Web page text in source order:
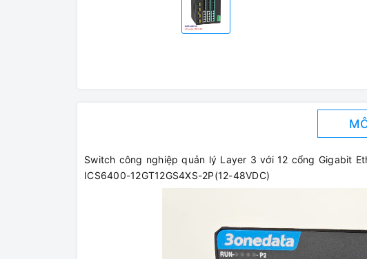
Switch công nghiệp quản lý Layer 3 với 12 cổng Gigabit
ICS6400-12GT12GS4XS-2P(12-48VDC)